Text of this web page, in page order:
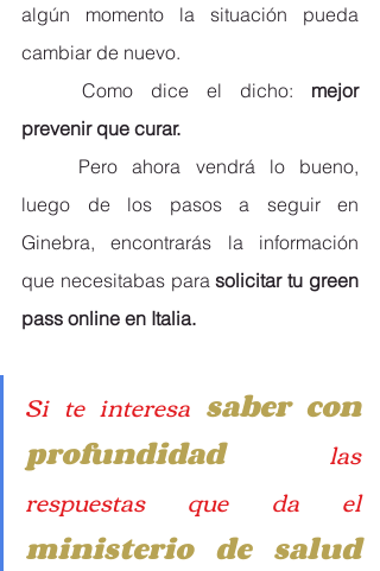
algún momento la situación pueda
cambiar de nuevo.
	Como dice el dicho:
mejor
prevenir que curar.
luego de los pasos a seguir en
Ginebra, encontrarás la información
que necesitabas para solicitar tu green
pass online en Italia.
Si te interesa saber con
profundidad las
respuestas que da el
ministerio de salud